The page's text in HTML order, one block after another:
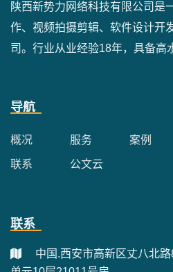
陕西新势力网络科技有限公司是
作、视频拍摄剪辑、软件设计开
司。行业从业经验18年，具备高
导航
概况 服务 案例
联系 公文云
联系
中国.西安市高新区丈八北